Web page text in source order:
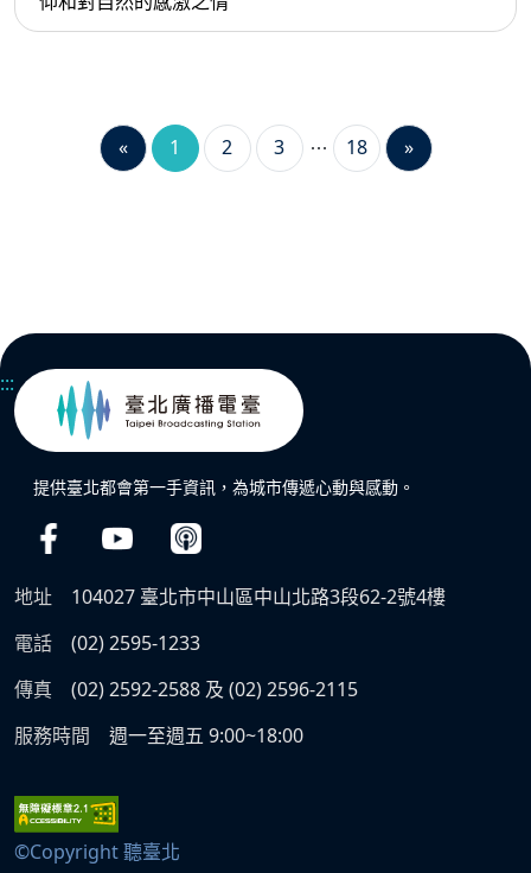
« 1 2 3 18 »
:::
提供臺北都會第一手資訊，為城市傳遞心動與感動。
地址
104027 臺北市中山區中山北路3段62-2號4樓
電話
(02) 2595-1233
傳真
(02) 2592-2588 及 (02) 2596-2115
服務時間
週一至週五 9:00~18:00
©Copyright 聽臺北